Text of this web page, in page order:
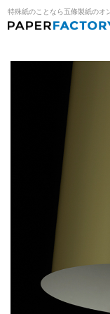
特殊紙のことなら五條製紙のオ